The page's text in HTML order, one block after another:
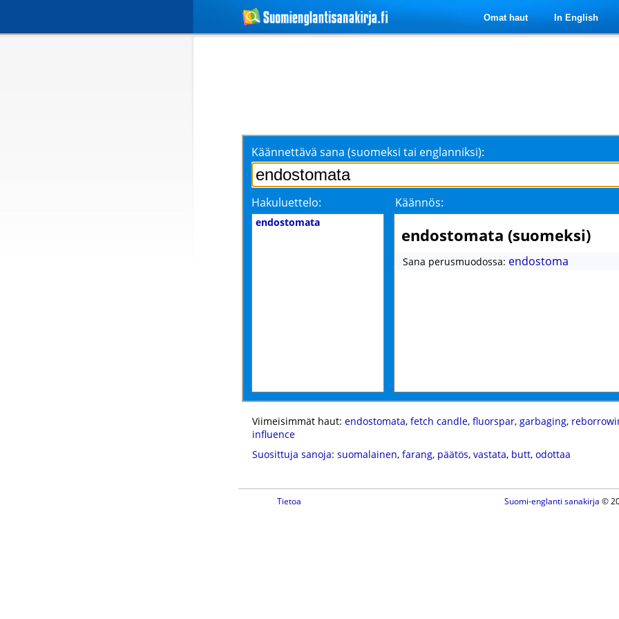
Omat haut In English
Käännettävä sana (suomeksi tai englanniksi):
Hakuluettelo: Käännös:
endostomata
endostomata (suomeksi)
Sana perusmuodossa: endostoma
Viimeisimmät haut: endostomata, fetch candle, fluorspar, garbaging,
influence
Suosittuja sanoja: suomalainen, farang, päätös, vastata, butt, odottaa
Tietoa Suomi-englanti sanakirja ©